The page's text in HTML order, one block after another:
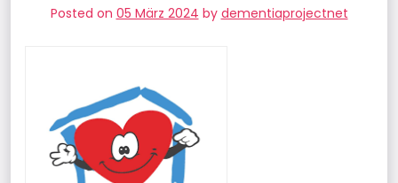
Posted on 05 März 2024 by dementiaprojectnet